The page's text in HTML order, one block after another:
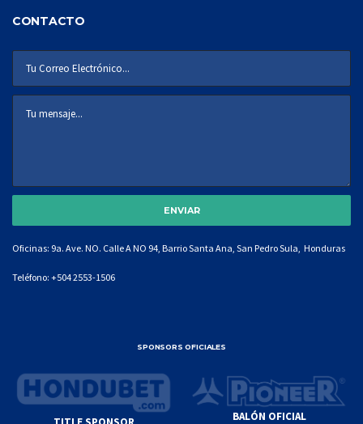
CONTACTO
Oficinas: 9a. Ave. NO. Calle A NO 94, Barrio Santa Ana, San Pedro Sula, Honduras
Teléfono: +504 2553-1506
SPONSORS OFICIALES
BALÓN OFICIAL